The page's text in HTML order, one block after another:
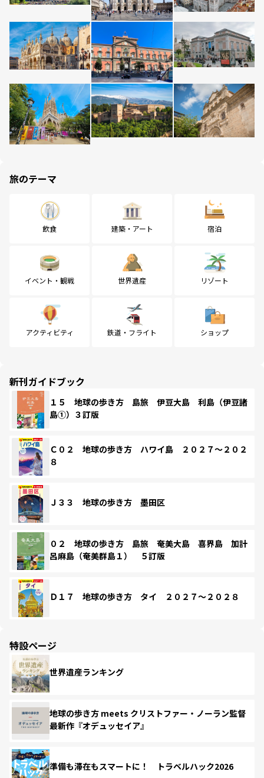
旅のテーマ
飲食 建築・アート 宿泊
イベント・観戦 世界遺産 リゾート
アクティビティ 鉄道・フライト ショップ
新刊ガイドブック
１５ 地球の歩き方 島旅 伊豆大島 利島（伊豆諸
島①）３訂版
Ｃ０２ 地球の歩き方 ハワイ島 ２０２７～２０２
８
Ｊ３３ 地球の歩き方 墨田区
０２ 地球の歩き方 島旅 奄美大島 喜界島 加計
呂麻島（奄美群島１） ５訂版
Ｄ１７ 地球の歩き方 タイ ２０２７～２０２８
特設ページ
世界遺産ランキング
地球の歩き方 meets クリストファー・ノーラン監督
最新作『オデュッセイア』
準備も滞在もスマートに！ トラベルハック2026